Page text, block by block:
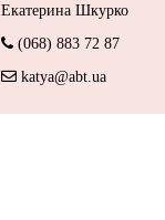
Екатерина Шкурко
(068) 883 72 87
katya@abt.ua